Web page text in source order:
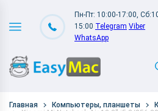
Пн-Пт: 10:00-17:00,
15:00 Telegram Viber
WhatsApp
Главная Компьютеры, планшеты